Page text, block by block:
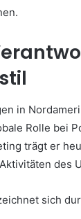
in
Rolle bei
trägt er
des
sich